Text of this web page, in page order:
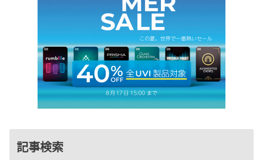
記事検索